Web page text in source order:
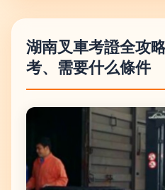
湖南叉車考證全攻
考、需要什么條件